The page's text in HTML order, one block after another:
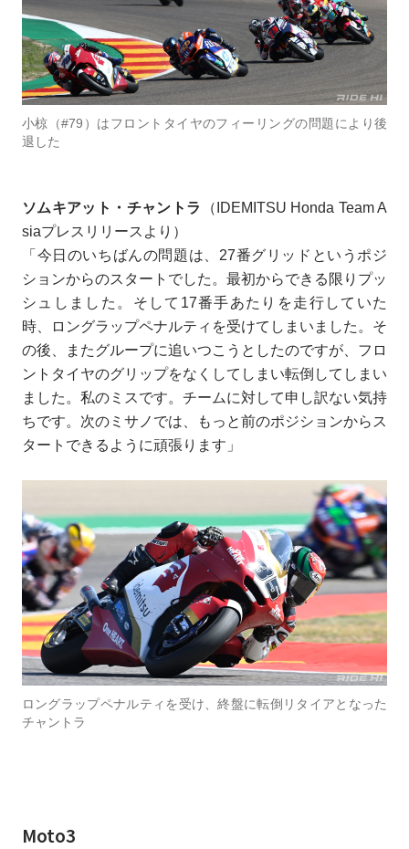
小椋（#79）はフロントタイヤのフィーリングの問題により後
退した
ソムキアット・チャントラ
（IDEMITSU Honda Team A
siaプレスリリースより）
「今日のいちばんの問題は、27番グリッドというポジ
ションからのスタートでした。最初からできる限りプッ
シュしました。そして17番手あたりを走行していた
時、ロングラップペナルティを受けてしまいました。そ
の後、またグループに追いつこうとしたのですが、フロ
ントタイヤのグリップをなくしてしまい転倒してしまい
ました。私のミスです。チームに対して申し訳ない気持
ちです。次のミサノでは、もっと前のポジションからス
タートできるように頑張ります」
ロングラップペナルティを受け、終盤に転倒リタイアとなった
チャントラ
Moto3